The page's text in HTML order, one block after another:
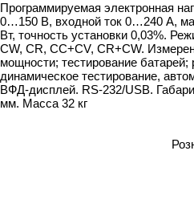
Программируемая электронная
0…150 В, входной ток 0…240 А,
Вт, точность установки 0,03%.
CW, CR, CC+CV, CR+CW.
мощности; тестирование батарей;
динамическое тестирование,
ВФД-дисплей. RS-232/USB.
мм. Масса 32 кг